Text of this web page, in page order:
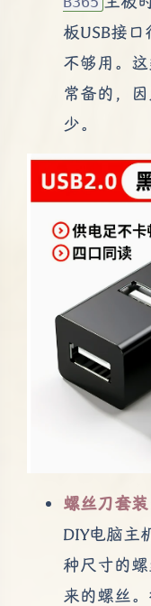
板USB接
不够用。
常备的，
少。
螺丝刀套装
DIY电脑主
种尺寸的
来的螺丝